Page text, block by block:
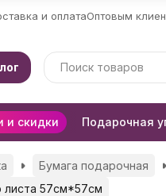
и оплатаОптовым
и скидки Подарочная
Бумага подарочная
листа 57см*57см